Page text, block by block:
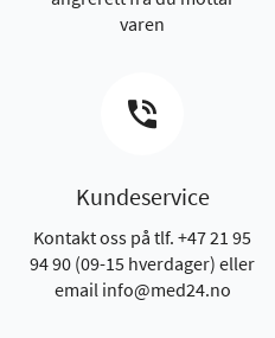
varen
Kundeservice
Kontakt oss på tlf. +47 21 95
94 90 (09-15 hverdager) eller
email info@med24.no